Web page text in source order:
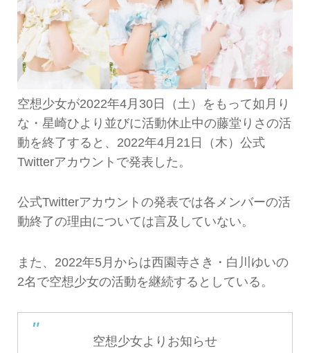
空想少女が2022年4月30日（土）をもって如月り
な・星崎ひより並びに活動休止中の藤堂りさの活
動を終了すると、2022年4月21日（木）公式
Twitterアカウントで発表した。
公式Twitterアカウントの発表では各メンバーの活
動終了の理由については言及していない。
また、2022年5月からは西園寺さき・白川ゆいの
2名で空想少女の活動を継続するとしている。
空想少女よりお知らせ